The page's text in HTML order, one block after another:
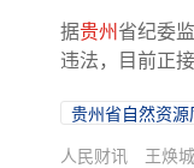
据贵州省纪委
违法，目前正
贵州省自然资源
人民财讯
王焕城